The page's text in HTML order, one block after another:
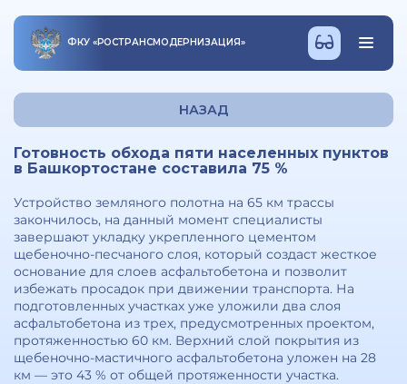
ФКУ «РОСТРАНСМОДЕРНИЗАЦИЯ»
НАЗАД
Готовность обхода пяти населенных пунктов
в Башкортостане составила 75 %
Устройство земляного полотна на 65 км трассы
закончилось, на данный момент специалисты
завершают укладку укрепленного цементом
щебеночно-песчаного слоя, который создаст жесткое
основание для слоев асфальтобетона и позволит
избежать просадок при движении транспорта. На
подготовленных участках уже уложили два слоя
асфальтобетона из трех, предусмотренных проектом,
протяженностью 60 км. Верхний слой покрытия из
щебеночно-мастичного асфальтобетона уложен на 28
км — это 43 % от общей протяженности участка.